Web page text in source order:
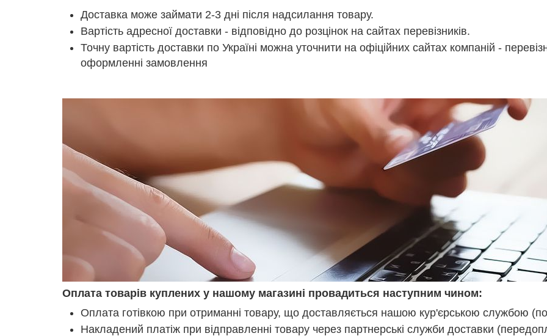
Доставка може займати 2-3 дні після надсилання товару.
Вартість адресної доставки - відповідно до розцінок на сайтах перевізників.
Точну вартість доставки по Україні можна уточнити на офіційних сайтах компаній -
оформленні замовлення
Оплата товарів куплених у нашому магазині провадиться наступним чином:
Оплата готівкою при отриманні товару, що доставляється нашою кур'єрською службою
Накладений платіж при відправленні товару через партнерські служби доставки